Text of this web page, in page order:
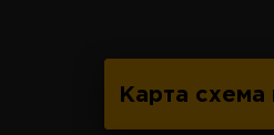
Карта схема